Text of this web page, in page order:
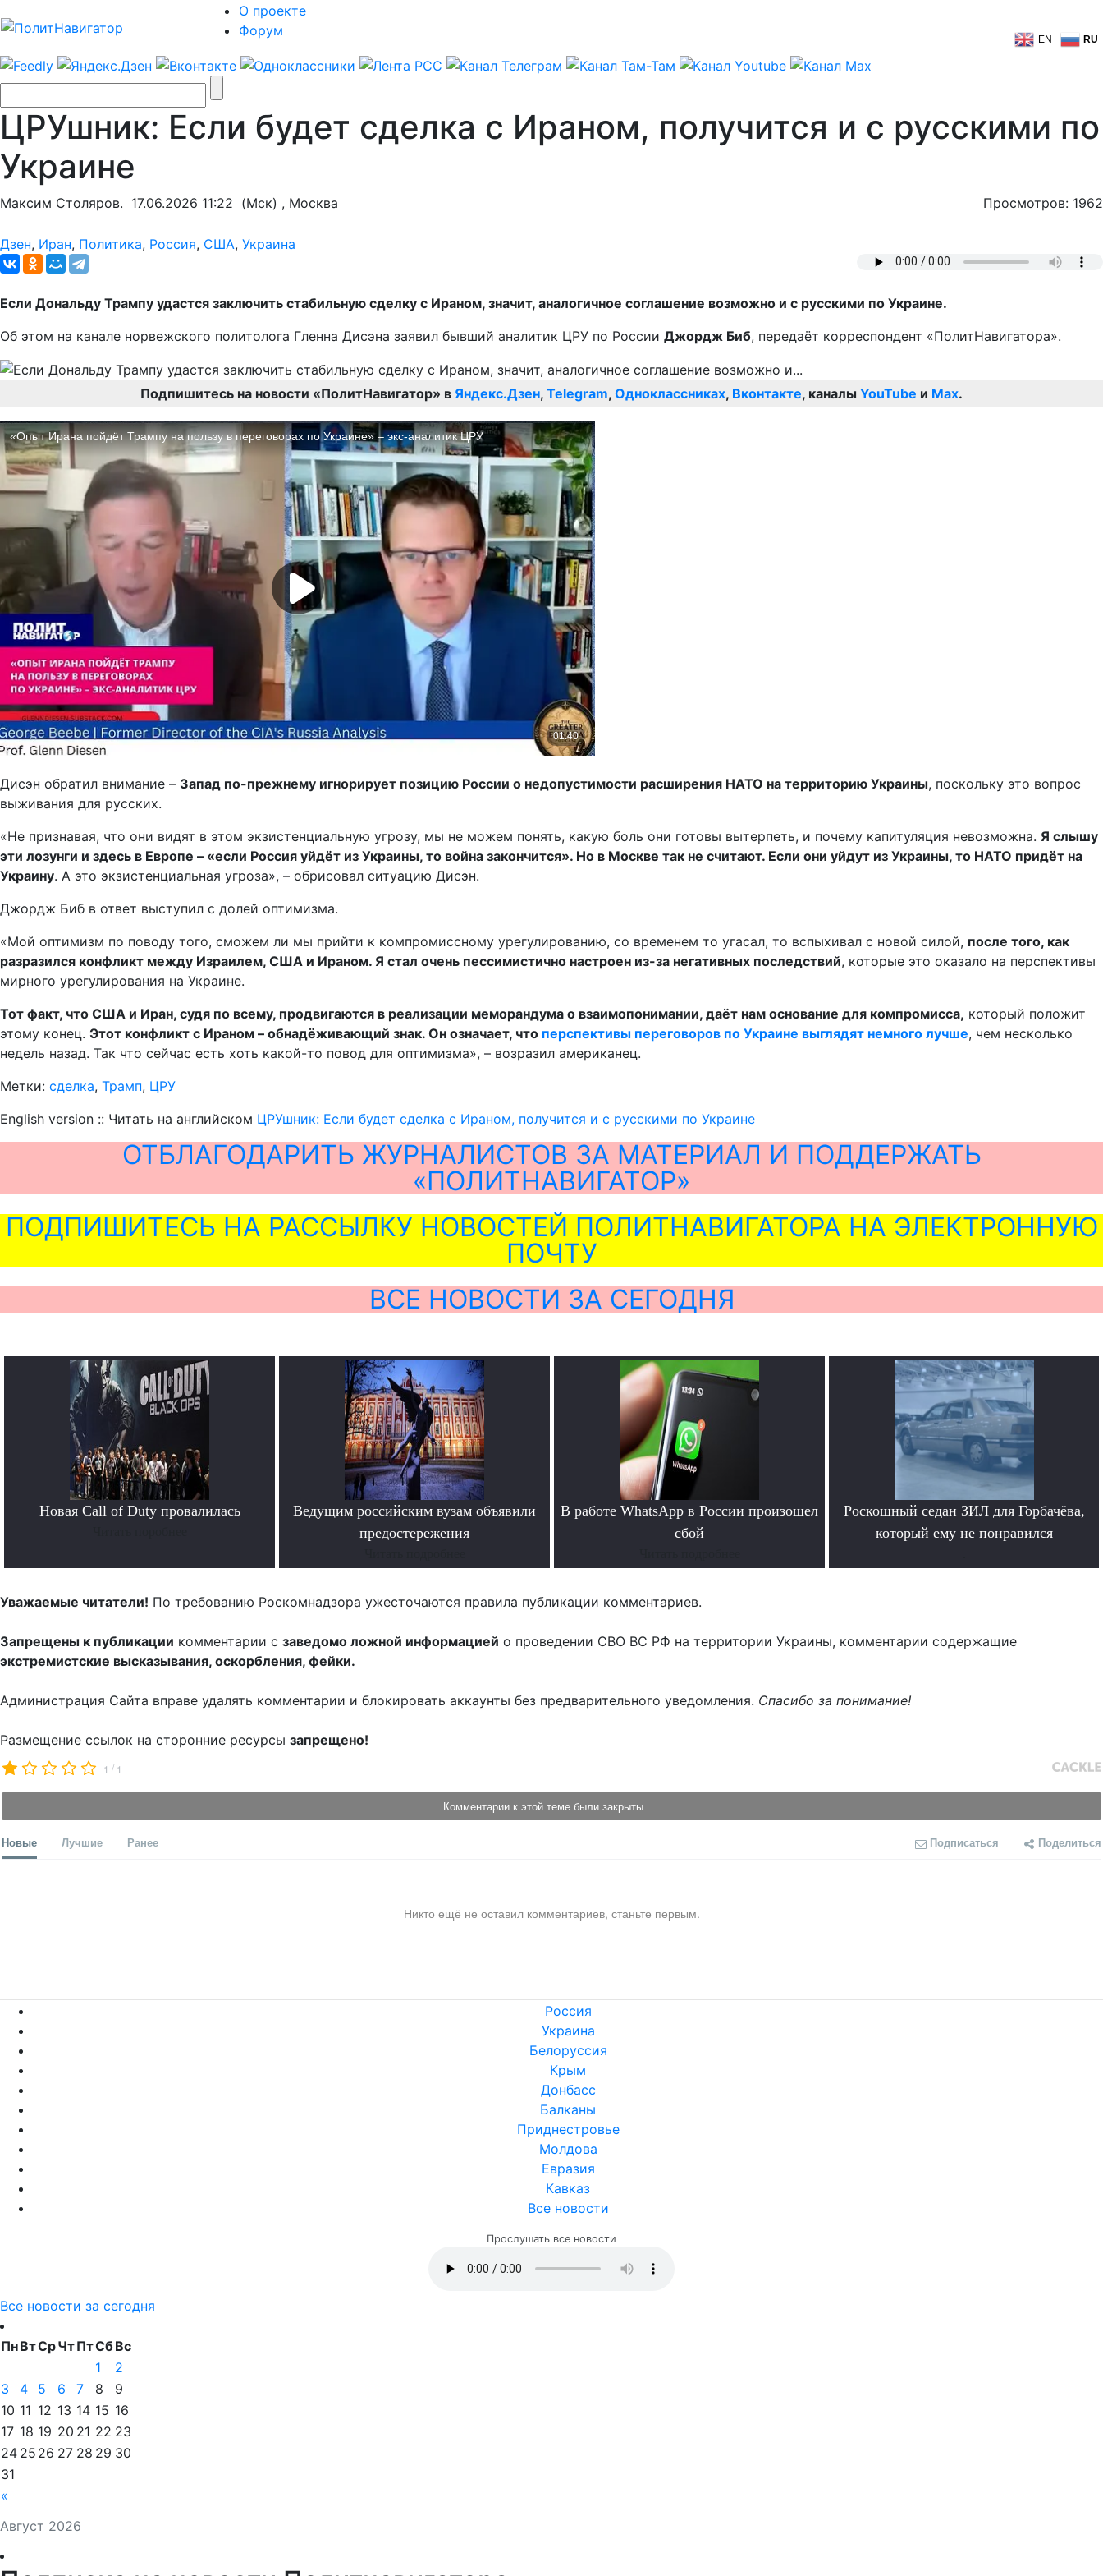
О проекте
Форум
EN RU
ЦРУшник: Если будет сделка с Ираном, получится и с русскими по
Украине
Максим Столяров. 17.06.2026 11:22 (Мск) , Москва Просмотров: 1962
Дзен, Иран, Политика, Россия, США, Украина
Если Дональду Трампу удастся заключить стабильную сделку с Ираном, значит, аналогичное соглашение возможно и с русскими по Украине.
Об этом на канале норвежского политолога Гленна Дисэна заявил бывший аналитик ЦРУ по России Джордж Биб, передаёт корреспондент «ПолитНавигатора».
Подпишитесь на новости «ПолитНавигатор» в Яндекс.Дзен, Telegram, Одноклассниках, Вконтакте, каналы YouTube и Max.
Дисэн обратил внимание – Запад по-прежнему игнорирует позицию России о недопустимости расширения НАТО на территорию Украины, поскольку это вопрос
выживания для русских.
«Не признавая, что они видят в этом экзистенциальную угрозу, мы не можем понять, какую боль они готовы вытерпеть, и почему капитуляция невозможна. Я слышу
эти лозунги и здесь в Европе – «если Россия уйдёт из Украины, то война закончится». Но в Москве так не считают. Если они уйдут из Украины, то НАТО придёт на
Украину. А это экзистенциальная угроза», – обрисовал ситуацию Дисэн.
Джордж Биб в ответ выступил с долей оптимизма.
«Мой оптимизм по поводу того, сможем ли мы прийти к компромиссному урегулированию, со временем то угасал, то вспыхивал с новой силой, после того, как
разразился конфликт между Израилем, США и Ираном. Я стал очень пессимистично настроен из-за негативных последствий, которые это оказало на перспективы
мирного урегулирования на Украине.
Тот факт, что США и Иран, судя по всему, продвигаются в реализации меморандума о взаимопонимании, даёт нам основание для компромисса, который положит
этому конец. Этот конфликт с Ираном – обнадёживающий знак. Он означает, что перспективы переговоров по Украине выглядят немного лучше, чем несколько
недель назад. Так что сейчас есть хоть какой-то повод для оптимизма», – возразил американец.
Метки: сделка, Трамп, ЦРУ
English version :: Читать на английском ЦРУшник: Если будет сделка с Ираном, получится и с русскими по Украине
ОТБЛАГОДАРИТЬ ЖУРНАЛИСТОВ ЗА МАТЕРИАЛ И ПОДДЕРЖАТЬ
«ПОЛИТНАВИГАТОР»
ПОДПИШИТЕСЬ НА РАССЫЛКУ НОВОСТЕЙ ПОЛИТНАВИГАТОРА НА ЭЛЕКТРОННУЮ
ПОЧТУ
ВСЕ НОВОСТИ ЗА СЕГОДНЯ
Новая Call of Duty провалилась
Ведущим российским вузам объявили
предостережения
В работе WhatsApp в России произошел
сбой
Роскошный седан ЗИЛ для Горбачёва,
который ему не понравился
Уважаемые читатели! По требованию Роскомнадзора ужесточаются правила публикации комментариев.
Запрещены к публикации комментарии с заведомо ложной информацией о проведении СВО ВС РФ на территории Украины, комментарии содержащие
экстремистские высказывания, оскорбления, фейки.
Администрация Сайта вправе удалять комментарии и блокировать аккаунты без предварительного уведомления. Спасибо за понимание!
Размещение ссылок на сторонние ресурсы запрещено!
1 / 1
Комментарии к этой теме были закрыты
Новые Лучшие Ранее Подписаться Поделиться
Никто ещё не оставил комментариев, станьте первым.
Россия
Украина
Белоруссия
Крым
Донбасс
Балканы
Приднестровье
Молдова
Евразия
Кавказ
Все новости
Прослушать все новости
Все новости за сегодня
Август 2026
ПнВтСрЧтПтСбВс
«
1
2
3
4 5 6 7 8
9
10 11 12 13 14 15 16
17 18 19 20 21 22 23
24 25 26 27 28 29 30
31